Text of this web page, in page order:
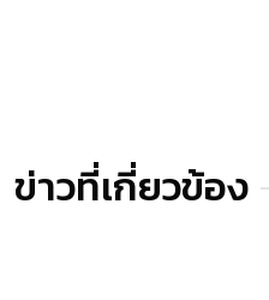
ข่าวที่เกี่ยวข้อง